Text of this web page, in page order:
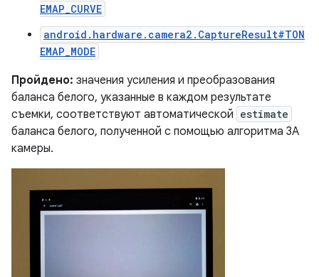
EMAP_CURVE
android.hardware.camera2.CaptureResult#TON
EMAP_MODE
Пройдено: значения усиления и преобразования
баланса белого, указанные в каждом результате
съемки, соответствуют автоматической estimate
баланса белого, полученной с помощью алгоритма 3A
камеры.